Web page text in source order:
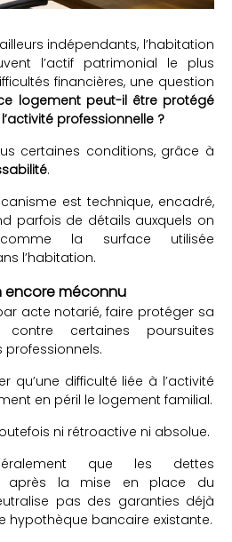
indépendants, l’habitation
l’actif patrimonial le plus
financières, une question
logement peut-il être protégé
professionnelle ?
certaines conditions, grâce à
.
est technique, encadré,
parfois de détails auxquels on
la surface utilisée
l’habitation.
encore méconnu
acte notarié, faire protéger sa
contre certaines poursuites
qu’une difficulté liée à l’activité
en péril le logement familial.
ni rétroactive ni absolue.
que les dettes
après la mise en place du
pas des garanties déjà
hypothèque bancaire existante.